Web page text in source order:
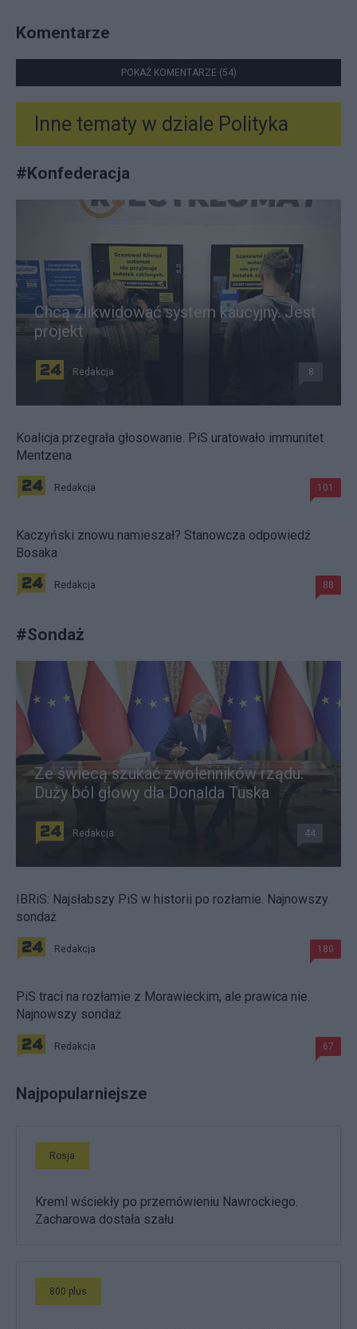
Komentarze
POKAŻ KOMENTARZE (54)
Inne tematy w dziale Polityka
#Konfederacja
Chcą zlikwidować system kaucyjny. Jest
projekt
Redakcja 8
Koalicja przegrała głosowanie. PiS uratowało immunitet
Mentzena
Redakcja 101
Kaczyński znowu namieszał? Stanowcza odpowiedź
Bosaka
Redakcja 88
#Sondaż
Ze świecą szukać zwolenników rządu.
Duży ból głowy dla Donalda Tuska
Redakcja 44
IBRiS: Najsłabszy PiS w historii po rozłamie. Najnowszy
sondaż
Redakcja 180
PiS traci na rozłamie z Morawieckim, ale prawica nie.
Najnowszy sondaż
Redakcja 67
Najpopularniejsze
Rosja
Kreml wściekły po przemówieniu Nawrockiego.
Zacharowa dostała szału
800 plus